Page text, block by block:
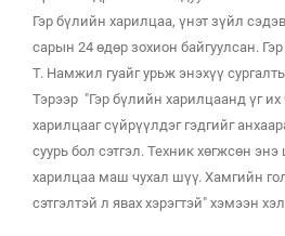
Гэр бүлийн харилцаа, үнэт зүйл
сарын 24 өдөр зохион байгуулсан.
Т. Намжил гуайг урьж энэхүү
Тэрээр "Гэр бүлийн харилцаанд үг их
харилцааг сүйрүүлдэг гэдгийг
суурь бол сэтгэл. Техник хөгжсөн
харилцаа маш чухал шүү. Хамгийн
сэтгэлтэй л явах хэрэгтэй" хэмээн